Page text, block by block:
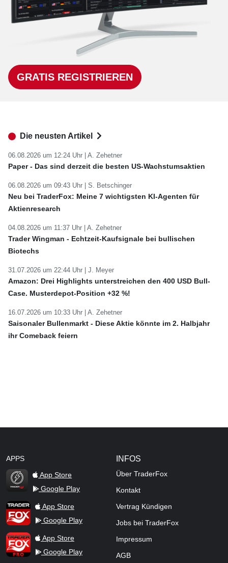
GRATIS REGISTRIEREN
Die neusten Artikel
06.08.2026 um 12:24 Uhr | A. Zehetner
Paper - Das sind derzeit die besten US-Wachstumsaktien
06.08.2026 um 09:43 Uhr | S. Betschinger
Neu bei TraderFox: Meine 7 wichtigsten KI-Agenten für
Aktienresearch
04.08.2026 um 11:37 Uhr | A. Zehetner
Trader Wingman - Echtzeit-Kaufsignale bei bullischen
Biotechs
31.07.2026 um 22:44 Uhr | J. Meyer
Amazon: Drei Highlights unterstreichen den 400 USD Bull-
Case. Musterdepot-Position +32 %!
16.07.2026 um 10:33 Uhr | A. Zehetner
Saisonaler Bullenmarkt - Diese Aktie könnte im 2. Halbjahr
ihr Comeback feiern
APPS
TraderFox Flash
App Store
Google Play
TraderFox AppApp Store
Google Play
TraderFox ProApp Store
Google Play
INFOS
Über TraderFox
Kontakt
Vertrag Kündigen
Jobs bei TraderFox
Impressum
AGB